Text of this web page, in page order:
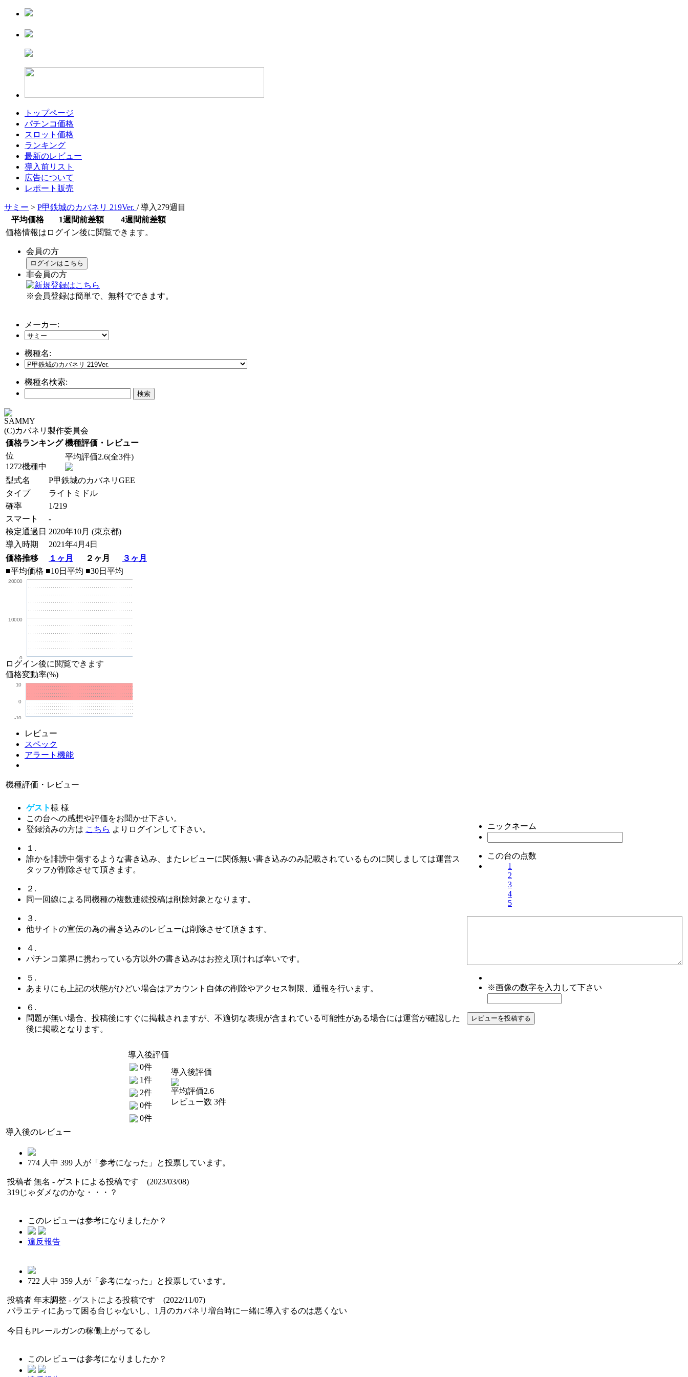
トップページ
パチンコ価格
スロット価格
ランキング
最新のレビュー
導入前リスト
広告について
レポート販売
サミー > P甲鉄城のカバネリ 219Ver. / 導入279週目
平均価格
1週間前差額
4週間前差額
価格情報はログイン後に閲覧できます。
会員の方
ログインはこちら
非会員の方
※会員登録は簡単で、無料でできます。
メーカー:
機種名:
機種名検索:
SAMMY
(C)カバネリ製作委員会
価格ランキング 機種評価・レビュー
位
1272機種中
平均評価2.6(全3件)
型式名
P甲鉄城のカバネリGEE
タイプ
ライトミドル
確率
1/219
スマート
-
検定通過日 2020年10月 (東京都)
導入時期
2021年4月4日
価格推移
１ヶ月 ２ヶ月
３ヶ月
■平均価格 ■10日平均 ■30日平均
0
10000
20000
ログイン後に閲覧できます
価格変動率(%)
-10
0
10
レビュー
スペック
アラート機能
機種評価・レビュー
ゲスト様 様
この台への感想や評価をお聞かせ下さい。
登録済みの方は こちら よりログインして下さい。
１.
誰かを誹謗中傷するような書き込み、またレビューに関係無い書き込みのみ記載されているものに関しましては運営ス
タッフが削除させて頂きます。
２.
同一回線による同機種の複数連続投稿は削除対象となります。
３.
他サイトの宣伝の為の書き込みのレビューは削除させて頂きます。
４.
パチンコ業界に携わっている方以外の書き込みはお控え頂ければ幸いです。
５.
あまりにも上記の状態がひどい場合はアカウント自体の削除やアクセス制限、通報を行います。
６.
問題が無い場合、投稿後にすぐに掲載されますが、不適切な表現が含まれている可能性がある場合には運営が確認した
後に掲載となります。
ニックネーム
この台の点数
1
2
3
4
5
※画像の数字を入力して下さい
導入後評価
0件
1件
2件
0件
0件
導入後評価
平均評価2.6
レビュー数 3件
導入後のレビュー
774 人中 399 人が「参考になった」と投票しています。
投稿者 無名 - ゲストによる投稿です (2023/03/08)
319じゃダメなのかな・・・？
このレビューは参考になりましたか？
違反報告
722 人中 359 人が「参考になった」と投票しています。
投稿者 年末調整 - ゲストによる投稿です (2022/11/07)
バラエティにあって困る台じゃないし、1月のカバネリ増台時に一緒に導入するのは悪くない
今日もPレールガンの稼働上がってるし
このレビューは参考になりましたか？